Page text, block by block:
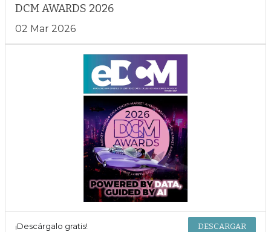
DCM AWARDS 2026
02 Mar 2026
¡Descárgalo gratis! DESCARGAR